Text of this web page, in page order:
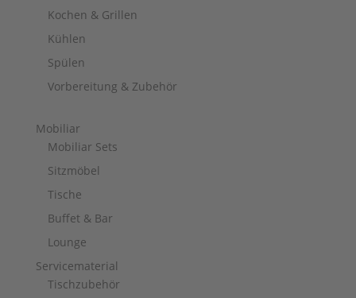
Kochen & Grillen
Kühlen
Spülen
Vorbereitung & Zubehör
Mobiliar
Mobiliar Sets
Sitzmöbel
Tische
Buffet & Bar
Lounge
Servicematerial
Tischzubehör